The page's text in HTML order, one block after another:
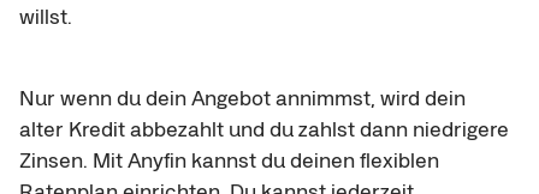
willst.
Nur wenn du dein Angebot annimmst, wird dein
alter Kredit abbezahlt und du zahlst dann niedrigere
Zinsen. Mit Anyfin kannst du deinen flexiblen